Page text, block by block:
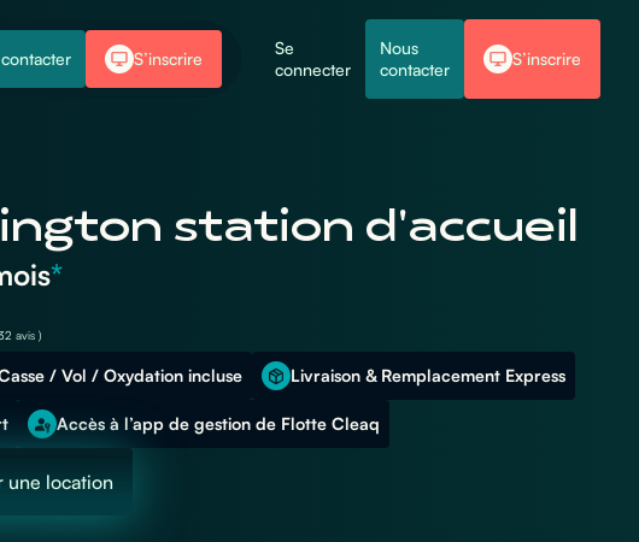
S’inscrire
Se
connecter
Nous
contacter
S’inscrire
station d'accueil
*
avis )
/ Vol / Oxydation incluse Livraison & Remplacement Express
Accès à l’app de gestion de Flotte Cleaq
une location